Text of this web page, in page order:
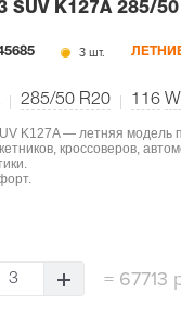
SUV K127A 285/50
3 шт.
285/50 R20 116 W
K127A — летняя модель
кроссоверов,
3 = 67713